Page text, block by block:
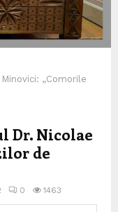
„Comorile
Dr. Nicolae
de
0 1463